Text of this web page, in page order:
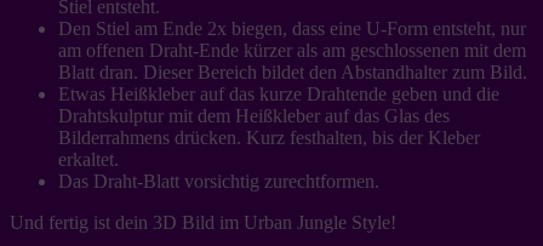
Stiel entsteht.
Den Stiel am Ende 2x biegen, dass eine U-Form entsteht, nur
am offenen Draht-Ende kürzer als am geschlossenen mit dem
Blatt dran. Dieser Bereich bildet den Abstandhalter zum Bild.
Etwas Heißkleber auf das kurze Drahtende geben und die
Drahtskulptur mit dem Heißkleber auf das Glas des
Bilderrahmens drücken. Kurz festhalten, bis der Kleber
erkaltet.
Das Draht-Blatt vorsichtig zurechtformen.
Und fertig ist dein 3D Bild im Urban Jungle Style!